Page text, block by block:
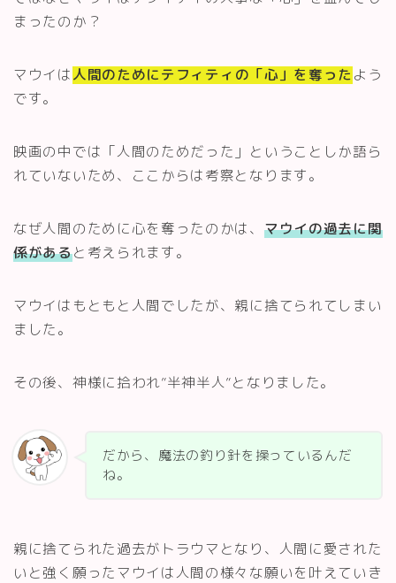
まったのか？
マウイは人間のためにテフィティの「心」を奪ったよう
です。
映画の中では「人間のためだった」ということしか語ら
れていないため、ここからは考察となります。
なぜ人間のために心を奪ったのかは、 マウイの過去に関
係があると考えられます。
マウイはもともと人間でしたが、親に捨てられてしまい
ました。
その後、神様に拾われ”半神半人”となりました。
だから、魔法の釣り針を操っているんだ
ね。
親に捨てられた過去がトラウマとなり、人間に愛された
いと強く願ったマウイは人間の様々な願いを叶えていき